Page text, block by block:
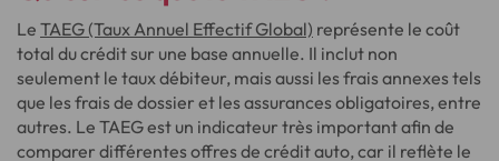
Le TAEG (Taux Annuel Effectif Global) représente le coût
total du crédit sur une base annuelle. Il inclut non
seulement le taux débiteur, mais aussi les frais annexes tels
que les frais de dossier et les assurances obligatoires, entre
autres. Le TAEG est un indicateur très important afin de
comparer différentes offres de crédit auto, car il reflète le